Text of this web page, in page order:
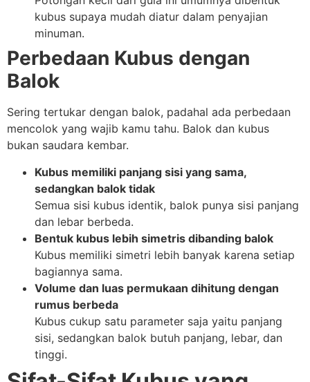
kubus supaya mudah diatur dalam penyajian
minuman.
Perbedaan Kubus dengan
Balok
Sering tertukar dengan balok, padahal ada perbedaan
mencolok yang wajib kamu tahu. Balok dan kubus
bukan saudara kembar.
Kubus memiliki panjang sisi yang sama,
sedangkan balok tidak
Semua sisi kubus identik, balok punya sisi panjang
dan lebar berbeda.
Bentuk kubus lebih simetris dibanding balok
Kubus memiliki simetri lebih banyak karena setiap
bagiannya sama.
Volume dan luas permukaan dihitung dengan
rumus berbeda
Kubus cukup satu parameter saja yaitu panjang
sisi, sedangkan balok butuh panjang, lebar, dan
tinggi.